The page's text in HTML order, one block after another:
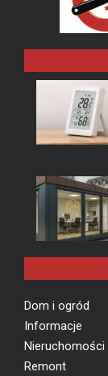
Dom i ogród
Informacje
Nieruchomości
Remont